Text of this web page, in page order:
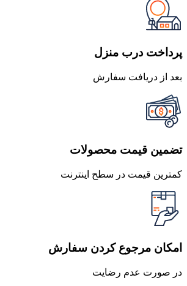
پرداخت درب منزل
بعد از دریافت سفارش
تضمین قیمت محصولات
کمترین قیمت در سطح اینترنت
امکان مرجوع کردن سفارش
در صورت عدم رضایت